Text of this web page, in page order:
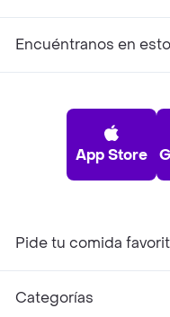
Encuéntranos en
App Store
Pide tu comida
Categorías